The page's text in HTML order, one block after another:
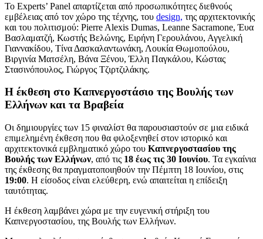
Το Experts’ Panel απαρτίζεται από προσωπικότητες διεθνούς
εμβέλειας από τον χώρο της τέχνης, του design, της αρχιτεκτονικής
και του πολιτισμού: Pierre Alexis Dumas, Leanne Sacramone, Έυα
Βασλαματζή, Κωστής Βελώνης, Ειρήνη Γερουλάνου, Αγγελική
Γιαννακίδου, Τίνα Δασκαλαντωνάκη, Λουκία Θωμοπούλου,
Βιργινία Ματσέλη, Βάνα Ξένου, Έλλη Παγκάλου, Κώστας
Στασινόπουλος, Γιώργος Τζιρτζιλάκης.
Η έκθεση στο Καπνεργοστάσιο της Βουλής των
Ελλήνων και τα Βραβεία
Οι δημιουργίες των 15 φιναλίστ θα παρουσιαστούν σε μια ειδικά
επιμελημένη έκθεση που θα φιλοξενηθεί στον ιστορικό και
αρχιτεκτονικά εμβληματικό χώρο του Καπνεργοστασίου της
Βουλής των Ελλήνων, από τις 18 έως τις 30 Ιουνίου. Τα εγκαίνια
της έκθεσης θα πραγματοποιηθούν την Πέμπτη 18 Ιουνίου, στις
19:00. Η είσοδος είναι ελεύθερη, ενώ απαιτείται η επίδειξη
ταυτότητας.
Η έκθεση λαμβάνει χώρα με την ευγενική στήριξη του
Καπνεργοστασίου, της Βουλής των Ελλήνων.